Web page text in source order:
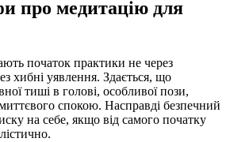
про медитацію для
початок практики не через
хибні уявлення. Здається, що
тиші в голові, особливої пози,
спокою. Насправді безпечний
на себе, якщо від самого початку